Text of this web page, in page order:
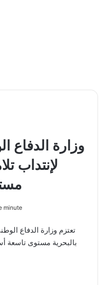
وزارة الدفاع
لإنتداب
minute
تعتزم وزارة الدفاع
بالبحرية مستوى